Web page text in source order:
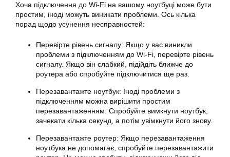
Хоча підключення до Wi-Fi на вашому ноутбуці може бути
простим, іноді можуть виникати проблеми. Ось кілька
порад щодо усунення несправностей:
Перевірте рівень сигналу: Якщо у вас виникли
проблеми з підключенням до Wi-Fi, перевірте рівень
сигналу. Якщо він слабкий, підійдіть ближче до
роутера або спробуйте підключитися ще раз.
Перезавантажте ноутбук: Іноді проблеми з
підключенням можна вирішити простим
перезавантаженням. Спробуйте вимкнути ноутбук,
зачекати кілька секунд, а потім увімкнути його знову.
Перезавантажте роутер: Якщо перезавантаження
ноутбука не допомагає, спробуйте перезавантажити